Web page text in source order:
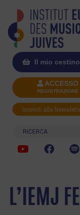
Il mio
ACCESSO
REGISTRAZIONE
Iscriviti alla
Ricerca
L’IEMJ